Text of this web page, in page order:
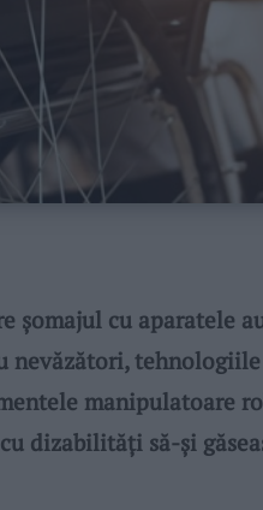
șomajul cu aparatele
nevăzători,
manipulatoare
dizabilități să-și